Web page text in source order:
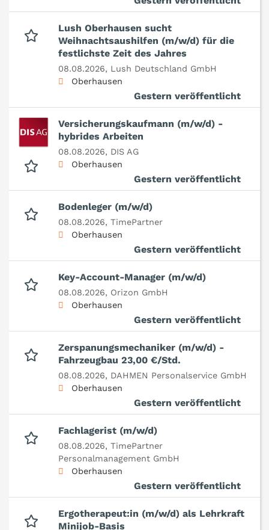
Lush Oberhausen sucht
Weihnachtsaushilfen (m/w/d) für die
festlichste Zeit des Jahres
08.08.2026, Lush Deutschland GmbH
Oberhausen
Gestern veröffentlicht
Versicherungskaufmann (m/w/d) -
hybrides Arbeiten
08.08.2026, DIS AG
Oberhausen
Gestern veröffentlicht
Bodenleger (m/w/d)
08.08.2026, TimePartner
Oberhausen
Gestern veröffentlicht
Key-Account-Manager (m/w/d)
08.08.2026, Orizon GmbH
Oberhausen
Gestern veröffentlicht
Zerspanungsmechaniker (m/w/d) -
Fahrzeugbau 23,00 €/Std.
08.08.2026, DAHMEN Personalservice GmbH
Oberhausen
Gestern veröffentlicht
Fachlagerist (m/w/d)
08.08.2026, TimePartner
Personalmanagement GmbH
Oberhausen
Gestern veröffentlicht
Ergotherapeut:in (m/w/d) als Lehrkraft
Minijob-Basis